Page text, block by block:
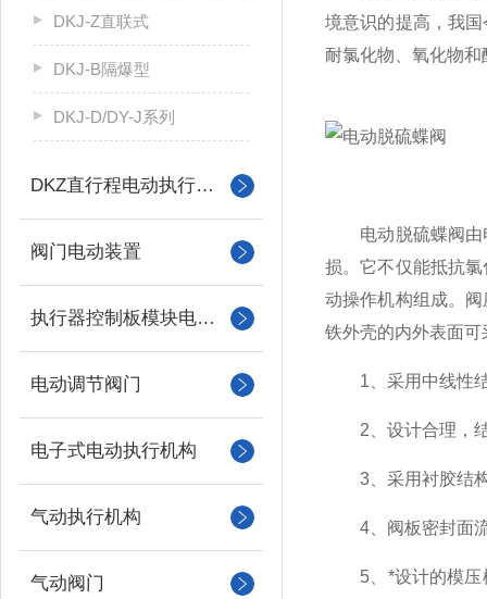
DKJ-Z直联式
DKJ-B隔爆型
DKJ-D/DY-J系列
DKZ直行程电动执行机构
阀门电动装置
执行器控制板模块电机配件
电动调节阀门
电子式电动执行机构
气动执行机构
气动阀门
境意识的提高，我
耐氯化物、氧化物
电动脱硫蝶阀由电
损。它不仅能抵抗
动操作机构组成。
铁外壳的内外表面
1、采用中线性结
2、设计合理，结
3、采用衬胶结构
4、阀板密封面流
5、*设计的模压橡